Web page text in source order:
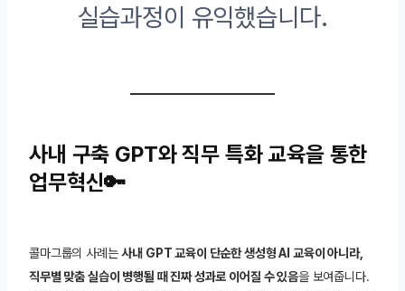
실습과정이 유익했습니다.
사내 구축 GPT와 직무 특화 교육을 통한
업무혁신🔑
콜마그룹의 사례는사내 GPT 교육이 단순한 생성형 AI 교육이 아니라,
직무별 맞춤 실습이 병행될 때 진짜 성과로 이어질 수 있음을 보여줍니다.